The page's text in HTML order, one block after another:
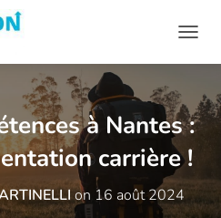
à Nantes :
carrière !
on 16 août 2024